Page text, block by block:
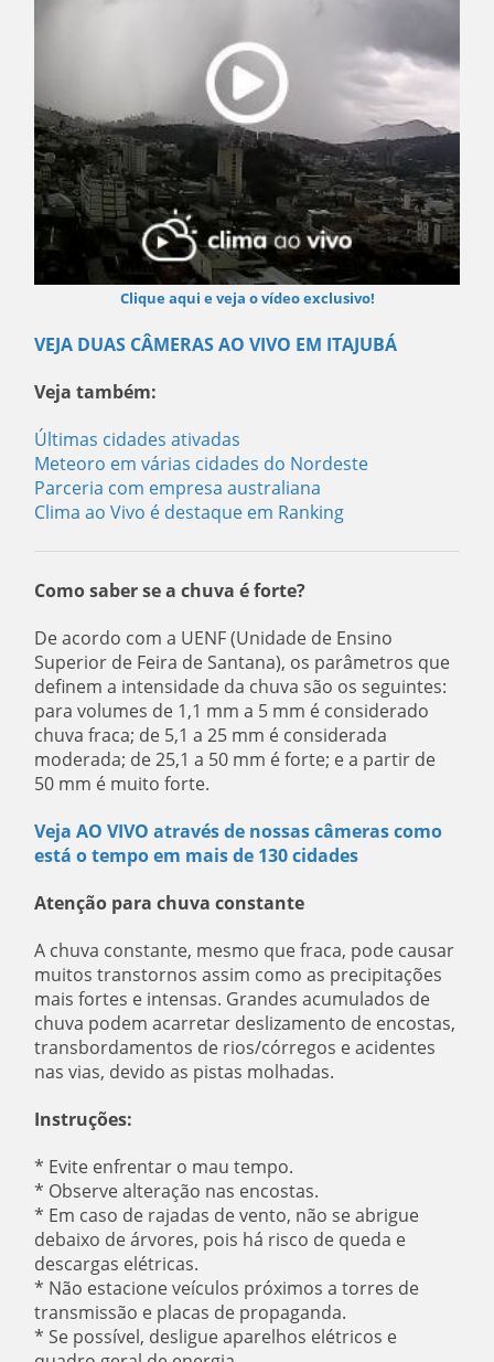
Clique aqui e veja o vídeo exclusivo!
VEJA DUAS CÂMERAS AO VIVO EM ITAJUBÁ
Veja também:
Últimas cidades ativadas
Meteoro em várias cidades do Nordeste
Parceria com empresa australiana
Clima ao Vivo é destaque em Ranking
Como saber se a chuva é forte?
De acordo com a UENF (Unidade de Ensino
Superior de Feira de Santana), os parâmetros que
definem a intensidade da chuva são os seguintes:
para volumes de 1,1 mm a 5 mm é considerado
chuva fraca; de 5,1 a 25 mm é considerada
moderada; de 25,1 a 50 mm é forte; e a partir de
50 mm é muito forte.
Veja AO VIVO através de nossas câmeras como
está o tempo em mais de 130 cidades
Atenção para chuva constante
A chuva constante, mesmo que fraca, pode causar
muitos transtornos assim como as precipitações
mais fortes e intensas. Grandes acumulados de
chuva podem acarretar deslizamento de encostas,
transbordamentos de rios/córregos e acidentes
nas vias, devido as pistas molhadas.
Instruções:
* Evite enfrentar o mau tempo.
* Observe alteração nas encostas.
* Em caso de rajadas de vento, não se abrigue
debaixo de árvores, pois há risco de queda e
descargas elétricas.
* Não estacione veículos próximos a torres de
transmissão e placas de propaganda.
* Se possível, desligue aparelhos elétricos e